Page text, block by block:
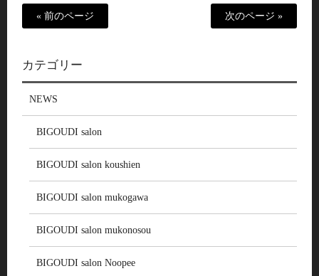
« 前のページ 次のページ »
カテゴリー
NEWS
BIGOUDI salon
BIGOUDI salon koushien
BIGOUDI salon mukogawa
BIGOUDI salon mukonosou
BIGOUDI salon Noopee